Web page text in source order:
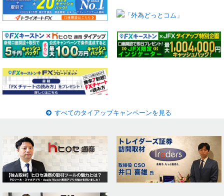
すべてのタイアップキャンペーンを見る